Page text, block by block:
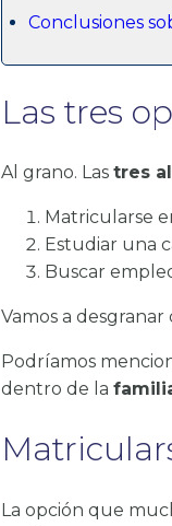
Conclusiones
Las tres
Al grano. Lastres
Matricularse
Estudiar una
Buscar
Vamos a
Podríamos
dentro de la
La opción que